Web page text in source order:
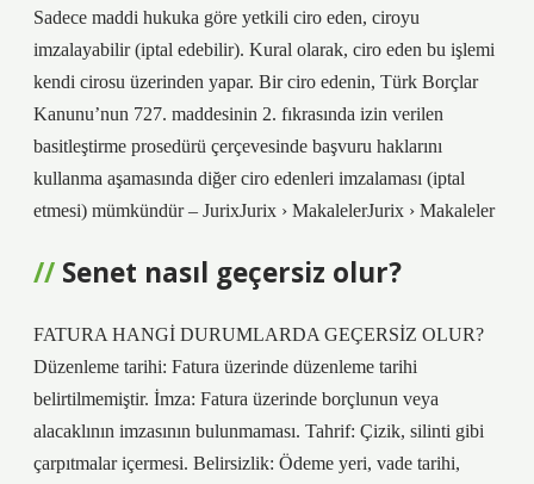
Sadece maddi hukuka göre yetkili ciro eden, ciroyu
imzalayabilir (iptal edebilir). Kural olarak, ciro eden bu işlemi
kendi cirosu üzerinden yapar. Bir ciro edenin, Türk Borçlar
Kanunu’nun 727. maddesinin 2. fıkrasında izin verilen
basitleştirme prosedürü çerçevesinde başvuru haklarını
kullanma aşamasında diğer ciro edenleri imzalaması (iptal
etmesi) mümkündür – JurixJurix › MakalelerJurix › Makaleler
Senet nasıl geçersiz olur?
FATURA HANGİ DURUMLARDA GEÇERSİZ OLUR?
Düzenleme tarihi: Fatura üzerinde düzenleme tarihi
belirtilmemiştir. İmza: Fatura üzerinde borçlunun veya
alacaklının imzasının bulunmaması. Tahrif: Çizik, silinti gibi
çarpıtmalar içermesi. Belirsizlik: Ödeme yeri, vade tarihi,